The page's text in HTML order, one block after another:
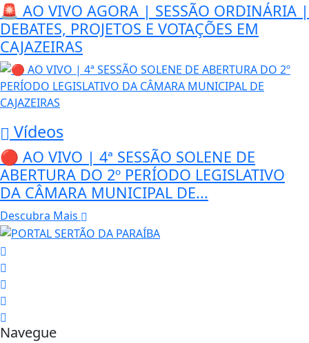
🚨 AO VIVO AGORA | SESSÃO ORDINÁRIA |
DEBATES, PROJETOS E VOTAÇÕES EM
CAJAZEIRAS
Vídeos
🔴 AO VIVO | 4ª SESSÃO SOLENE DE
ABERTURA DO 2º PERÍODO LEGISLATIVO
DA CÂMARA MUNICIPAL DE...
Descubra Mais
Navegue